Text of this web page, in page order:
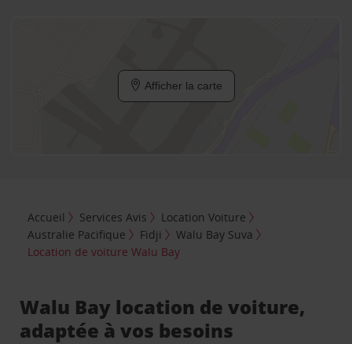
Afficher la carte
Accueil Services Avis
Location Voiture
Australie Pacifique
Fidji
Walu Bay Suva
Location de voiture Walu Bay
Walu Bay location de voiture,
adaptée à vos besoins